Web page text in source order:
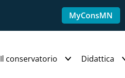
MyConsMN
Il conservatorio Didattica